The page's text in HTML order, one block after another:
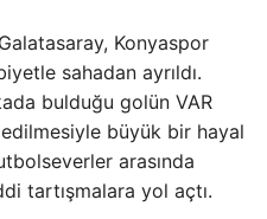
Konyaspor
sahadan ayrıldı.
bulduğu golün VAR
büyük bir hayal
arasında
tartışmalara yol açtı.